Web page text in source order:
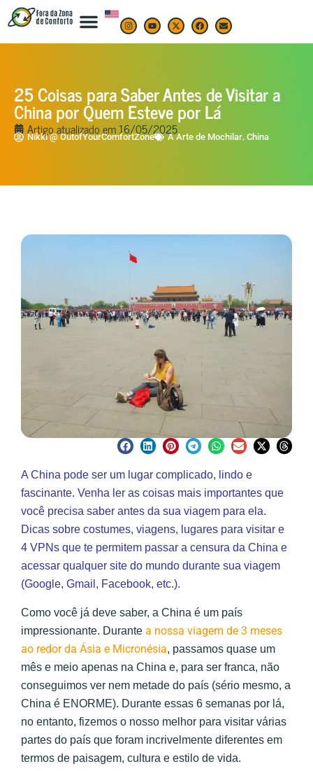
25 Coisas para Saber Antes de Visitar a
China por Quem Esteve por Lá
Artigo atualizado em16/05/2025
Nikki @ OutofYourComfortZone A Arte de Mochilar, China
A China pode ser um lugar complicado, lindo e
fascinante. Venha ler as coisas mais importantes que
você precisa saber antes da sua viagem para ela.
Dicas sobre costumes, viagens, lugares para visitar e
4 VPNs que te permitem passar a censura da China e
acessar qualquer site do mundo durante sua viagem
(Google, Gmail, Facebook, etc.).
Como você já deve saber, a China é um país
impressionante. Durante a nossa viagem de 3 meses
ao redor da Ásia e Micronésia, passamos quase um
mês e meio apenas na China e, para ser franca, não
conseguimos ver nem metade do país (sério mesmo, a
China é ENORME). Durante essas 6 semanas por lá,
no entanto, fizemos o nosso melhor para visitar várias
partes do país que foram incrivelmente diferentes em
termos de paisagem, cultura e estilo de vida.